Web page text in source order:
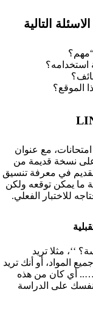
التالية
استخدامه؟
الموقع؟
مع عنوان
نسخة قديمة من
في معرفة تنسيق
ما يمكن توقعه ولكن
للاختبار الفعلي.
‘‘، مثلا تريد
المواد، أو أنك تريد
….. أي كان من هذه
نفسك على الدراسة